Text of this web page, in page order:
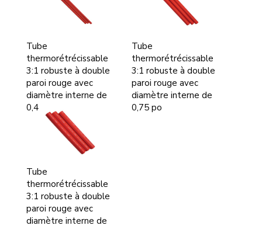
Tube
thermorétrécissable
3:1 robuste à double
paroi rouge avec
diamètre interne de
0,4 po
Tube
thermorétrécissable
3:1 robuste à double
paroi rouge avec
diamètre interne de
0,75 po
Tube
thermorétrécissable
3:1 robuste à double
paroi rouge avec
diamètre interne de